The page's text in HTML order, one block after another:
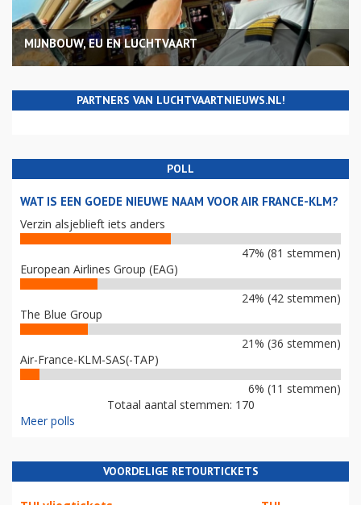
MIJNBOUW, EU EN LUCHTVAART
PARTNERS VAN LUCHTVAARTNIEUWS.NL!
POLL
WAT IS EEN GOEDE NIEUWE NAAM VOOR AIR FRANCE-KLM?
Verzin alsjeblieft iets anders
47% (81 stemmen)
European Airlines Group (EAG)
24% (42 stemmen)
The Blue Group
21% (36 stemmen)
Air-France-KLM-SAS(-TAP)
6% (11 stemmen)
Totaal aantal stemmen: 170
Meer polls
VOORDELIGE RETOURTICKETS